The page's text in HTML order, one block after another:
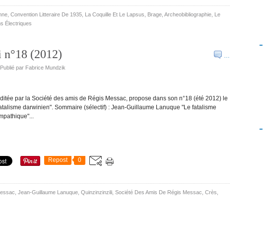
Convention Litteraire De 1935 La Coquille Et Le Lapsus Brage Archeobibliographie Le
Électriques
…
(2012)
Publié par Fabrice Mundzik
par la Société des amis de Régis Messac, propose dans son n°18 (été 2012) le
darwinien". Sommaire (sélectif) : Jean-Guillaume Lanuque "Le fatalisme
Repost 0
Jean-Guillaume Lanuque Quinzinzinzili Société Des Amis De Régis Messac Crès